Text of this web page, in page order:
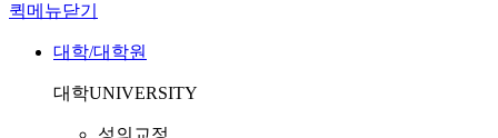
퀵메뉴닫기
대학/대학원
대학UNIVERSITY
성의교정